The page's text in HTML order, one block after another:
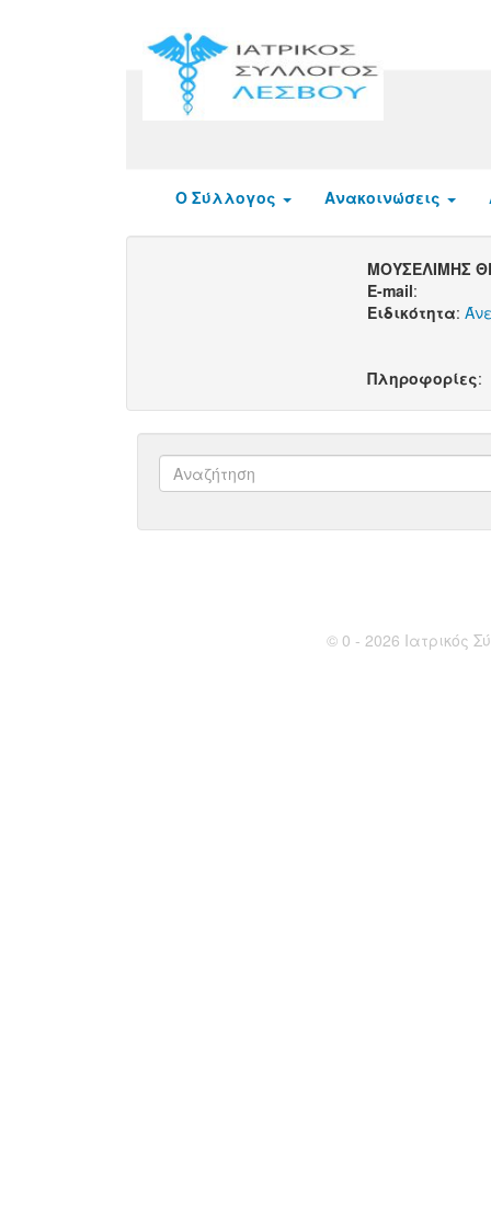
Ο Σύλλογος Ανακοινώσεις
ΜΟΥΣΕΛΙΜΗΣ
E-mail:
Ειδικότητα:
Πληροφορίες:
© 0 - 2026 Ιατρικός